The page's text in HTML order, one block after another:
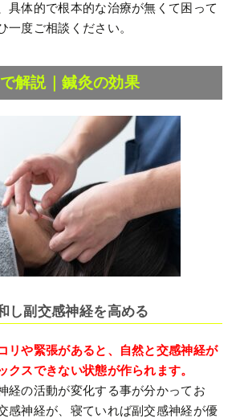
具体的で根本的な治療が無くて困って
一度ご相談ください。
解説｜鍼灸の効果
し副交感神経を高める
リや緊張があると、自然と交感神経が
クスできない状態が作られます。
経の活動が変化する事が分かってお
感神経が、寝ていれば副交感神経が優